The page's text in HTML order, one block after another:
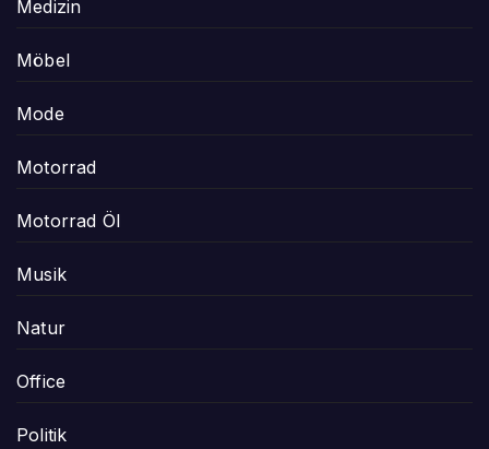
Medizin
Möbel
Mode
Motorrad
Motorrad Öl
Musik
Natur
Office
Politik